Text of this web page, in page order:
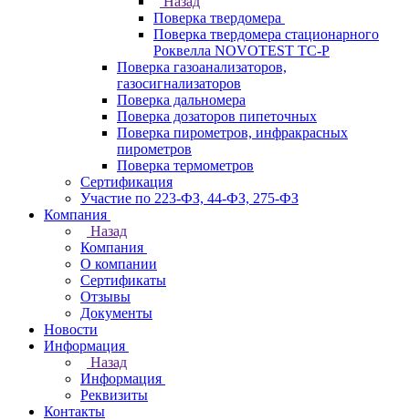
Поверка твердомера
Поверка твердомера стационарного
Роквелла NOVOTEST TС-Р
Поверка газоанализаторов,
газосигнализаторов
Поверка дальномера
Поверка дозаторов пипеточных
Поверка пирометров, инфракрасных
пирометров
Поверка термометров
Сертификация
Участие по 223-ФЗ, 44-ФЗ, 275-ФЗ
Компания
Назад
Компания
О компании
Сертификаты
Отзывы
Документы
Новости
Информация
Назад
Информация
Реквизиты
Контакты